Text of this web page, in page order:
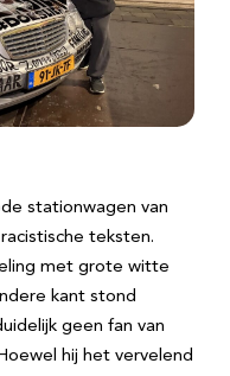
stationwagen van
teksten.
met grote witte
kant stond
geen fan van
hij het vervelend